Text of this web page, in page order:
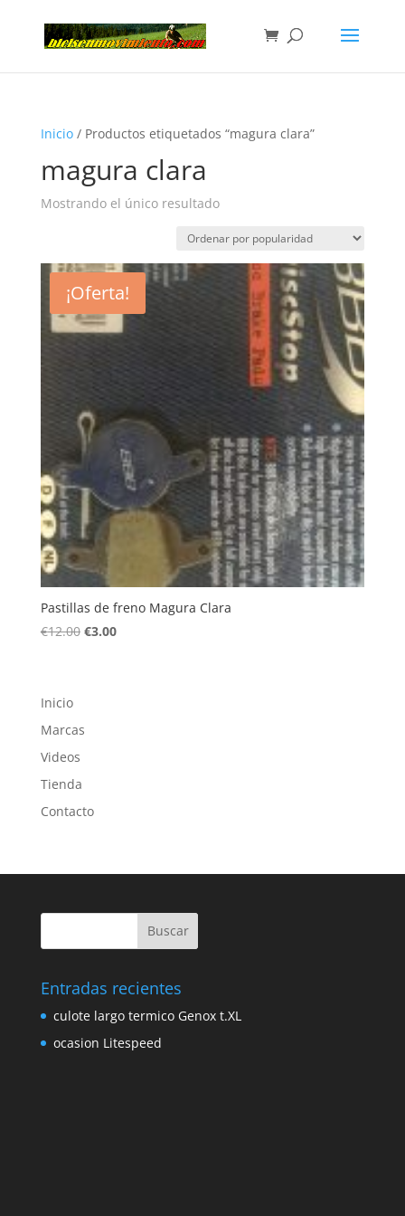
Inicio/ Productos etiquetados “magura clara”
magura clara
Mostrando el único resultado
¡Oferta!
Pastillas de freno Magura Clara
€12.00 El
€3.00El
Inicio
Marcas
Videos
Tienda
Contacto
Entradas recientes
culote largo termico Genox t.XL
ocasion Litespeed